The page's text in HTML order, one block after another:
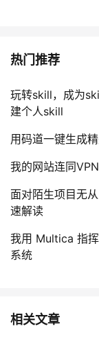
热门推荐
玩转skill，成为
建个人skill
用码道一键生成
我的网站连同
面对陌生项目无
速解读
我用 Multica 指
系统
相关文章